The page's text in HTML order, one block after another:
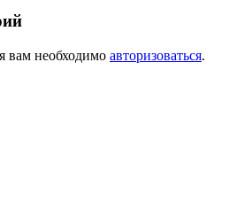
вам необходимо авторизоваться.